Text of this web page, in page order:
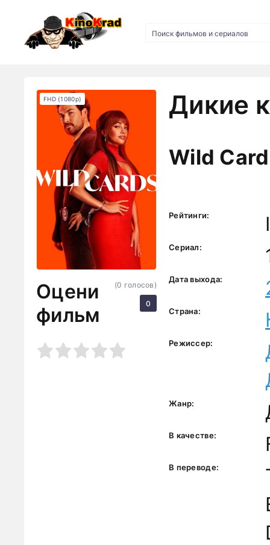
Дикие
Wild
FHD (1080p)
Оцени
фильм
5
(0 голосов)
0
Рейтинги:
Сериал:
Дата выхода:
Страна:
Режиссер:
Жанр:
В качестве:
В переводе: